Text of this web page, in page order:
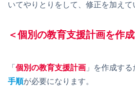
いてやりとりをして、修正を加えて
＜個別の教育支援計画を作
「 個別の教育支援計画 」を作成する
手順が必要になります。